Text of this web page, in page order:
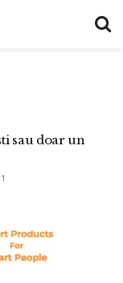
sau doar un
1